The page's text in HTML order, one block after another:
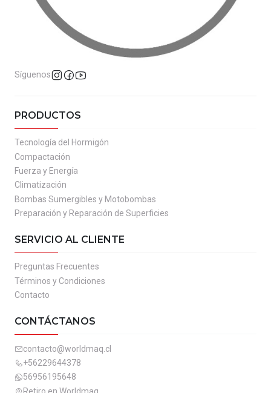
Síguenos
PRODUCTOS
Tecnología del Hormigón
Compactación
Fuerza y Energía
Climatización
Bombas Sumergibles y Motobombas
Preparación y Reparación de Superficies
SERVICIO AL CLIENTE
Preguntas Frecuentes
Términos y Condiciones
Contacto
CONTÁCTANOS
contacto@worldmaq.cl
+56229644378
56956195648
Retiro en Worldmaq